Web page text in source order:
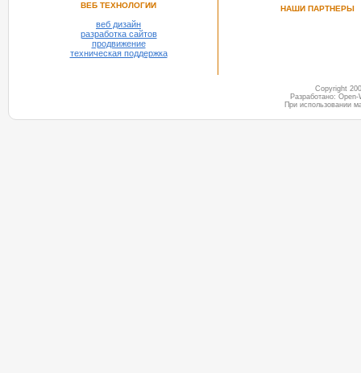
ВЕБ ТЕХНОЛОГИИ
веб дизайн
разработка сайтов
продвижение
техническая поддержка
НАШИ ПАРТНЕРЫ
Copyright
Разработано:
При использовании